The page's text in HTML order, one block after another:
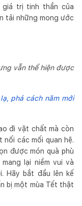
giá trị tinh thần của
tải những mong ước
vẫn thể hiện được
phá cách năm mới
đi vật chất mà còn
nối các mối quan hệ.
được món quà phù
lại niềm vui và
Hãy bắt đầu lên kế
bị một mùa Tết thật